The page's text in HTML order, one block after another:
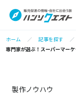
ホーム 記事を探す
専門家が選ぶ！スーパーマー
製作ノウハウ